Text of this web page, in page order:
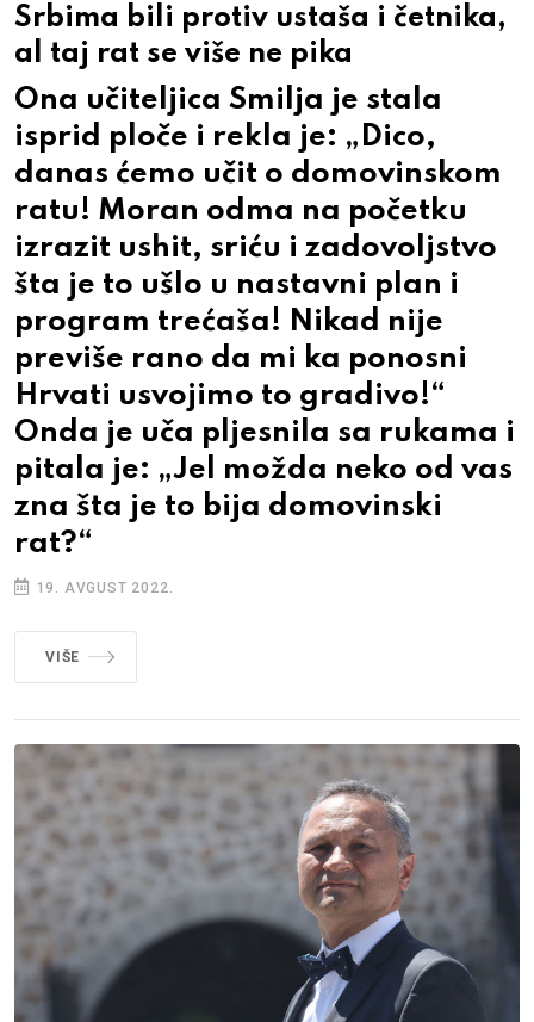
Srbima bili protiv ustaša i četnika,
al taj rat se više ne pika
Ona učiteljica Smilja je stala
isprid ploče i rekla je: „Dico,
danas ćemo učit o domovinskom
ratu! Moran odma na početku
izrazit ushit, sriću i zadovoljstvo
šta je to ušlo u nastavni plan i
program trećaša! Nikad nije
previše rano da mi ka ponosni
Hrvati usvojimo to gradivo!“
Onda je uča pljesnila sa rukama i
pitala je: „Jel možda neko od vas
zna šta je to bija domovinski
rat?“
19. AVGUST 2022.
VIŠE